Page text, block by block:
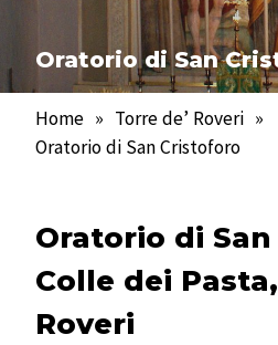
Oratorio di San
Home » Torre de’ Roveri »
Oratorio di San Cristoforo
Oratorio di
Colle dei
Roveri